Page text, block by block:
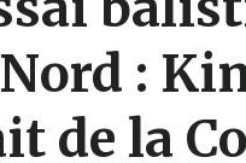
:
de la